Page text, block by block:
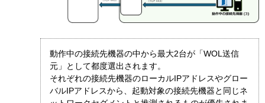
動作中の接続先機器の中から最大2台が「WOL送信
元」として都度選出されます。
それぞれの接続先機器のローカルIPアドレスやグロー
バルIPアドレスから、起動対象の接続先機器と同じネ